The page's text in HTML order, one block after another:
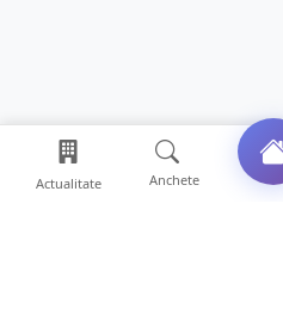
Actualitate Anchete